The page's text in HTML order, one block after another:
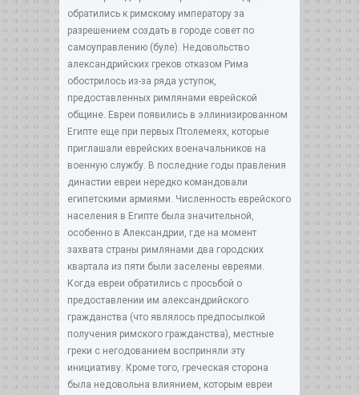
обратились к римскому императору за
разрешением создать в городе совет по
самоуправлению (буле). Недовольство
александрийских греков отказом Рима
обострилось из-за ряда уступок,
предоставленных римлянами еврейской
общине. Евреи появились в эллинизированном
Египте еще при первых Птолемеях, которые
приглашали еврейских военачальников на
военную службу. В последние годы правления
династии евреи нередко командовали
египетскими армиями. Численность еврейского
населения в Египте была значительной,
особенно в Александрии, где на момент
захвата страны римлянами два городских
квартала из пяти были заселены евреями.
Когда евреи обратились с просьбой о
предоставлении им александрийского
гражданства (что являлось предпосылкой
получения римского гражданства), местные
греки с негодованием восприняли эту
инициативу. Кроме того, греческая сторона
была недовольна влиянием, которым евреи